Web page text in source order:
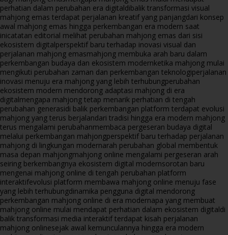
perhatian dalam perubahan era digitaldibalik transformasi visual
mahjong emas terdapat perjalanan kreatif yang panjangdari konsep
awal mahjong emas hingga perkembangan era modern saat
inicatatan editorial melihat perubahan mahjong emas dari sisi
ekosistem digitalperspektif baru terhadap inovasi visual dan
perjalanan mahjong emasmahjong membuka arah baru dalam
perkembangan budaya dan ekosistem modernketika mahjong mulai
mengikuti perubahan zaman dan perkembangan teknologiperjalanan
inovasi menuju era mahjong yang lebih terhubungperubahan
ekosistem modern mendorong adaptasi mahjong di era
digitalmengapa mahjong tetap menarik perhatian di tengah
perubahan generasidi balik perkembangan platform terdapat evolusi
mahjong yang terus berjalandari tradisi hingga era modern mahjong
terus mengalami perubahanmembaca pergeseran budaya digital
melalui perkembangan mahjongperspektif baru terhadap perjalanan
mahjong di lingkungan modernarah perubahan global membentuk
masa depan mahjongmahjong online mengalami pergeseran arah
seiring berkembangnya ekosistem digital modernsorotan baru
mengenai mahjong online di tengah perubahan platform
interaktifevolusi platform membawa mahjong online menuju fase
yang lebih terhubungdinamika pengguna digital mendorong
perkembangan mahjong online di era modernapa yang membuat
mahjong online mulai mendapat perhatian dalam ekosistem digitaldi
balik transformasi media interaktif terdapat kisah perjalanan
mahjong onlinesejak awal kemunculannya hingga era modern